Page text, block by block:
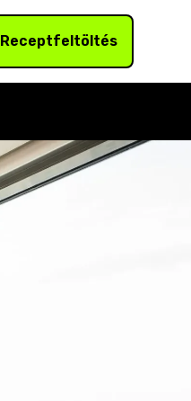
Receptfeltöltés